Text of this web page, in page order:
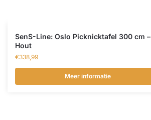
SenS-Line: Oslo Picknicktafel 300 cm –
Hout
€338,99
Meer informatie